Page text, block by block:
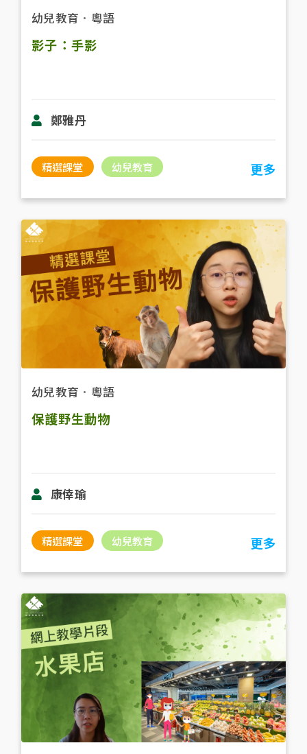
幼兒教育 ． 粵語
影子：手影
鄭雅丹
精選課堂 幼兒教育 更多
幼兒教育 ． 粵語
保護野生動物
康倖瑜
精選課堂 幼兒教育 更多